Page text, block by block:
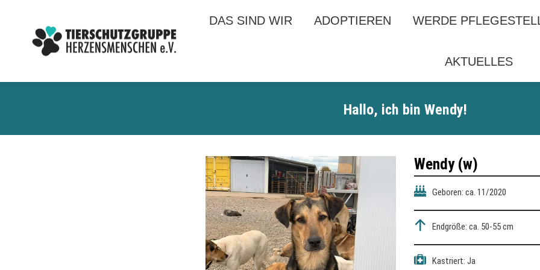
DAS SIND WIR ADOPTIEREN WERDE
AKTUELLES
Hallo, ich bin Wendy!
Wendy (w)
Geboren: ca. 11/2020
Endgröße: ca. 50-55 cm
Kastriert: Ja
DAS SIND WIR ADOPTIEREN WERDE
AKTUELLES